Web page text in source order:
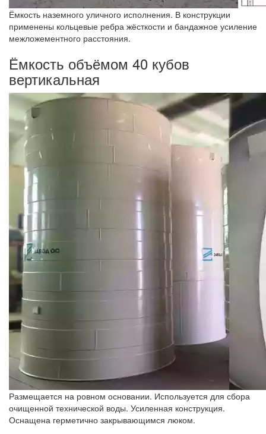
Ёмкость наземного уличного исполнения. В конструкции
применены кольцевые ребра жёсткости и бандажное усиление
межложементного расстояния.
Ёмкость объёмом 40 кубов
вертикальная
Размещается на ровном основании. Используется для сбора
очищенной технической воды. Усиленная конструкция.
Оснащена герметично закрывающимся люком.